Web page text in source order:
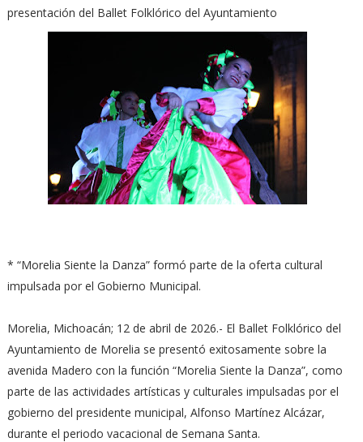
presentación del Ballet Folklórico del Ayuntamiento
* “Morelia Siente la Danza” formó parte de la oferta cultural
impulsada por el Gobierno Municipal.
Morelia, Michoacán; 12 de abril de 2026.- El Ballet Folklórico del
Ayuntamiento de Morelia se presentó exitosamente sobre la
avenida Madero con la función “Morelia Siente la Danza”, como
parte de las actividades artísticas y culturales impulsadas por el
gobierno del presidente municipal, Alfonso Martínez Alcázar,
durante el periodo vacacional de Semana Santa.